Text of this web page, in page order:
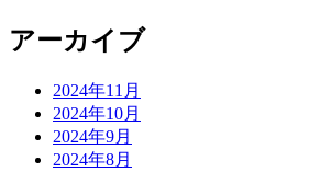
アーカイブ
2024年11月
2024年10月
2024年9月
2024年8月